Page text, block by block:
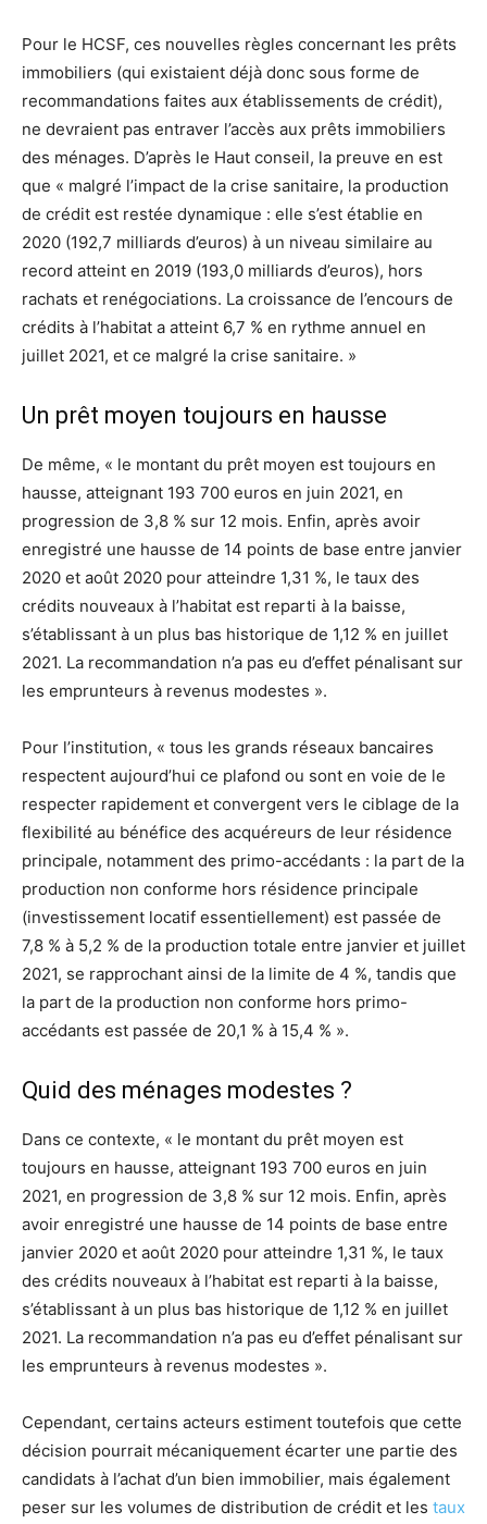
Pour le HCSF, ces nouvelles règles concernant les prêts
immobiliers (qui existaient déjà donc sous forme de
recommandations faites aux établissements de crédit),
ne devraient pas entraver l’accès aux prêts immobiliers
des ménages. D’après le Haut conseil, la preuve en est
que « malgré l’impact de la crise sanitaire, la production
de crédit est restée dynamique : elle s’est établie en
2020 (192,7 milliards d’euros) à un niveau similaire au
record atteint en 2019 (193,0 milliards d’euros), hors
rachats et renégociations. La croissance de l’encours de
crédits à l’habitat a atteint 6,7 % en rythme annuel en
juillet 2021, et ce malgré la crise sanitaire. »
Un prêt moyen toujours en hausse
De même, « le montant du prêt moyen est toujours en
hausse, atteignant 193 700 euros en juin 2021, en
progression de 3,8 % sur 12 mois. Enfin, après avoir
enregistré une hausse de 14 points de base entre janvier
2020 et août 2020 pour atteindre 1,31 %, le taux des
crédits nouveaux à l’habitat est reparti à la baisse,
s’établissant à un plus bas historique de 1,12 % en juillet
2021. La recommandation n’a pas eu d’effet pénalisant sur
les emprunteurs à revenus modestes ».
Pour l’institution, « tous les grands réseaux bancaires
respectent aujourd’hui ce plafond ou sont en voie de le
respecter rapidement et convergent vers le ciblage de la
flexibilité au bénéfice des acquéreurs de leur résidence
principale, notamment des primo-accédants : la part de la
production non conforme hors résidence principale
(investissement locatif essentiellement) est passée de
7,8 % à 5,2 % de la production totale entre janvier et juillet
2021, se rapprochant ainsi de la limite de 4 %, tandis que
la part de la production non conforme hors primo-
accédants est passée de 20,1 % à 15,4 % ».
Quid des ménages modestes ?
Dans ce contexte, « le montant du prêt moyen est
toujours en hausse, atteignant 193 700 euros en juin
2021, en progression de 3,8 % sur 12 mois. Enfin, après
avoir enregistré une hausse de 14 points de base entre
janvier 2020 et août 2020 pour atteindre 1,31 %, le taux
des crédits nouveaux à l’habitat est reparti à la baisse,
s’établissant à un plus bas historique de 1,12 % en juillet
2021. La recommandation n’a pas eu d’effet pénalisant sur
les emprunteurs à revenus modestes ».
Cependant, certains acteurs estiment toutefois que cette
décision pourrait mécaniquement écarter une partie des
candidats à l’achat d’un bien immobilier, mais également
peser sur les volumes de distribution de crédit et les taux